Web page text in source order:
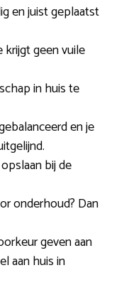
en juist geplaatst
geen vuile
in huis te
en je
bij de
onderhoud? Dan
geven aan
aan huis in